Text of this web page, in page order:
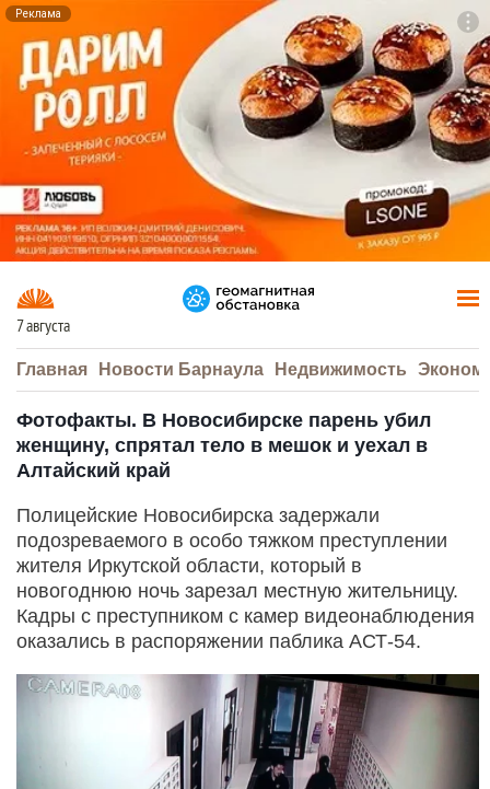
Реклама
7 августа
Главная Новости Барнаула Недвижимость
Фотофакты. В Новосибирске парень убил
женщину, спрятал тело в мешок и уехал в
Алтайский край
Полицейские Новосибирска задержали
подозреваемого в особо тяжком преступлении
жителя Иркутской области, который в
новогоднюю ночь зарезал местную жительницу.
Кадры с преступником с камер видеонаблюдения
оказались в распоряжении паблика АСТ-54.